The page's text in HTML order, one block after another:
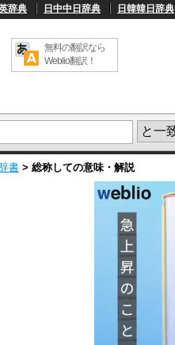
辞典 日中中日辞典 日韓韓日辞典
無料の翻訳なら
Weblio翻訳！
書 > 総称しての意味・解説